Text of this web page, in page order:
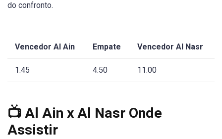
do confronto.
Vencedor Al Ain Empate Vencedor Al Nasr
1.45 4.50 11.00
📺 Al Ain x Al Nasr Onde
Assistir